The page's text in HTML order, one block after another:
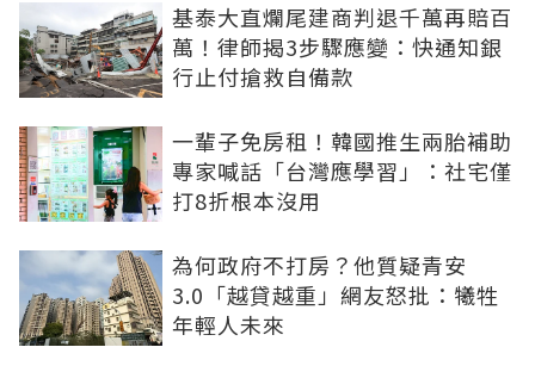
基泰大直爛尾建商判退千萬再賠百
萬！律師揭3步驟應變：快通知銀
行止付搶救自備款
一輩子免房租！韓國推生兩胎補助
專家喊話「台灣應學習」：社宅僅
打8折根本沒用
為何政府不打房？他質疑青安
3.0「越貸越重」網友怒批：犧牲
年輕人未來